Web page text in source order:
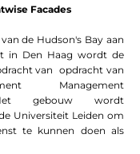
Facades
de Hudson's Bay aan
in Den Haag wordt de
van opdracht van
Management
gebouw wordt
Universiteit Leiden om
te kunnen doen als